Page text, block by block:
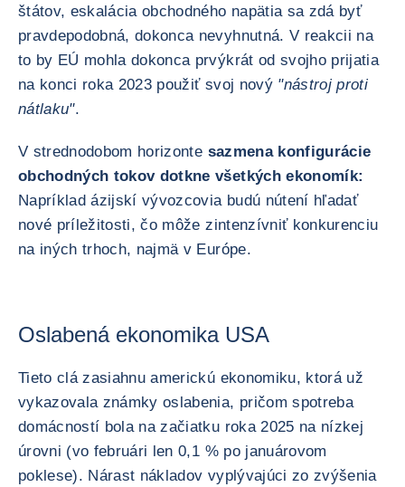
štátov, eskalácia obchodného napätia sa zdá byť
pravdepodobná, dokonca nevyhnutná. V reakcii na
to by EÚ mohla dokonca prvýkrát od svojho prijatia
na konci roka 2023 použiť svoj nový "nástroj proti
nátlaku".
V strednodobom horizonte sazmena konfigurácie
obchodných tokov dotkne všetkých ekonomík:
Napríklad ázijskí vývozcovia budú nútení hľadať
nové príležitosti, čo môže zintenzívniť konkurenciu
na iných trhoch, najmä v Európe.
Oslabená ekonomika USA
Tieto clá zasiahnu americkú ekonomiku, ktorá už
vykazovala známky oslabenia, pričom spotreba
domácností bola na začiatku roka 2025 na nízkej
úrovni (vo februári len 0,1 % po januárovom
poklese). Nárast nákladov vyplývajúci zo zvýšenia